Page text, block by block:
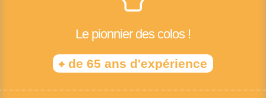
Le pionnier des colos !
+ de 65 ans d'expérience